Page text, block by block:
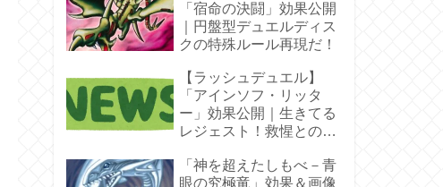
「宿命の決闘」効果公開
｜円盤型デュエルディス
クの特殊ルール再現だ！
【ラッシュデュエル】
「アインソフ・リッタ
ー」効果公開｜生きてる
レジェスト！救惺との相
「神を超えたしもべ－青
眼の究極竜」効果＆画像